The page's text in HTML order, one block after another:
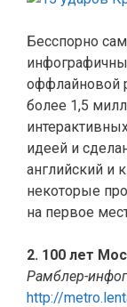
Бесспорно
оффлайновой
более 1,5
идеей и
английский и
некоторые
на первое
2. 100 лет
Рамблер-
http://